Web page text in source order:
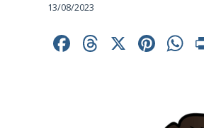
13/08/2023
Facebook
Threads
X